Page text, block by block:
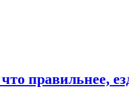
правильнее,